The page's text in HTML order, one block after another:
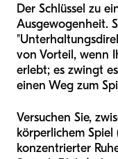
Der Schlüssel zu
Ausgewogenheit.
von Vorteil, wenn
erlebt; es zwingt
einen Weg zum
Versuchen Sie,
körperlichem
konzentrierter